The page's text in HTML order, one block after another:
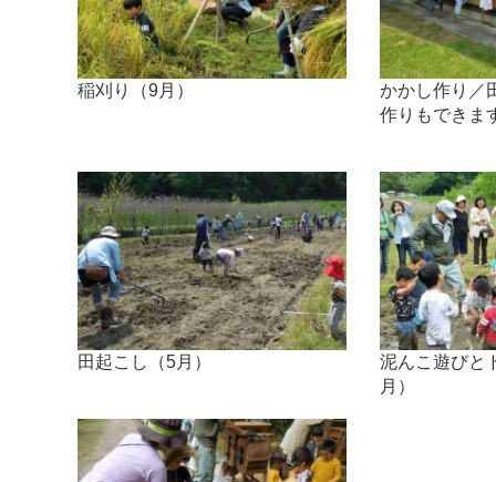
稲刈り（9月）
かかし作り／
作りもできま
田起こし（5月）
泥んこ遊びと
月）